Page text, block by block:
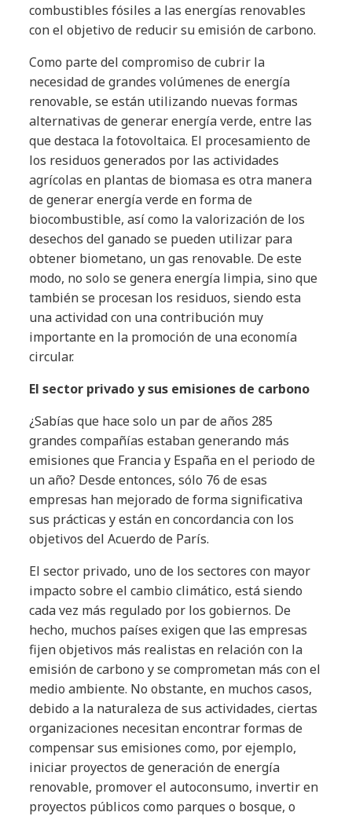
combustibles fósiles a las energías renovables
con el objetivo de reducir su emisión de carbono.
Como parte del compromiso de cubrir la
necesidad de grandes volúmenes de energía
renovable, se están utilizando nuevas formas
alternativas de generar energía verde, entre las
que destaca la fotovoltaica. El procesamiento de
los residuos generados por las actividades
agrícolas en plantas de biomasa es otra manera
de generar energía verde en forma de
biocombustible, así como la valorización de los
desechos del ganado se pueden utilizar para
obtener biometano, un gas renovable. De este
modo, no solo se genera energía limpia, sino que
también se procesan los residuos, siendo esta
una actividad con una contribución muy
importante en la promoción de una economía
circular.
El sector privado y sus emisiones de carbono
¿Sabías que hace solo un par de años 285
grandes compañías estaban generando más
emisiones que Francia y España en el periodo de
un año? Desde entonces, sólo 76 de esas
empresas han mejorado de forma significativa
sus prácticas y están en concordancia con los
objetivos del Acuerdo de París.
El sector privado, uno de los sectores con mayor
impacto sobre el cambio climático, está siendo
cada vez más regulado por los gobiernos. De
hecho, muchos países exigen que las empresas
fijen objetivos más realistas en relación con la
emisión de carbono y se comprometan más con el
medio ambiente. No obstante, en muchos casos,
debido a la naturaleza de sus actividades, ciertas
organizaciones necesitan encontrar formas de
compensar sus emisiones como, por ejemplo,
iniciar proyectos de generación de energía
renovable, promover el autoconsumo, invertir en
proyectos públicos como parques o bosque, o